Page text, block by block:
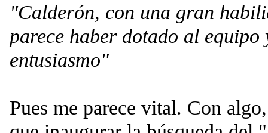
"Calderón, con una gran
parece haber dotado al
entusiasmo"
Pues me parece vital. Con